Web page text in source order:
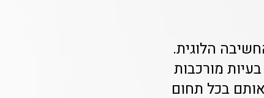
הלוגית.
מורכבות
אותם בכל תחום